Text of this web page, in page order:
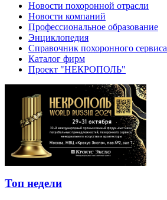
Новости похоронной отрасли
Новости компаний
Профессиональное образование
Энциклопедия
Справочник похоронного сервиса
Каталог фирм
Проект "НЕКРОПОЛЬ"
Топ недели